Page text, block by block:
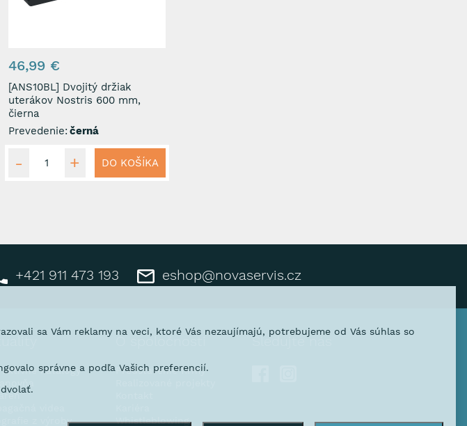
46,99 €
[ANS10BL] Dvojitý držiak
uterákov Nostris 600 mm,
čierna
Prevedenie: černá
DO KOŠÍKA
+421 911 473 193 eshop@novaservis.cz
katalógy
z výroby
O spoločnosti
Predstavenie firmy
Whistleblowing
Sledujte nás
sa Vám reklamy na veci, ktoré Vás nezaujímajú, potrebujeme od Vás súhlas so
správne a podľa Vašich preferencií.